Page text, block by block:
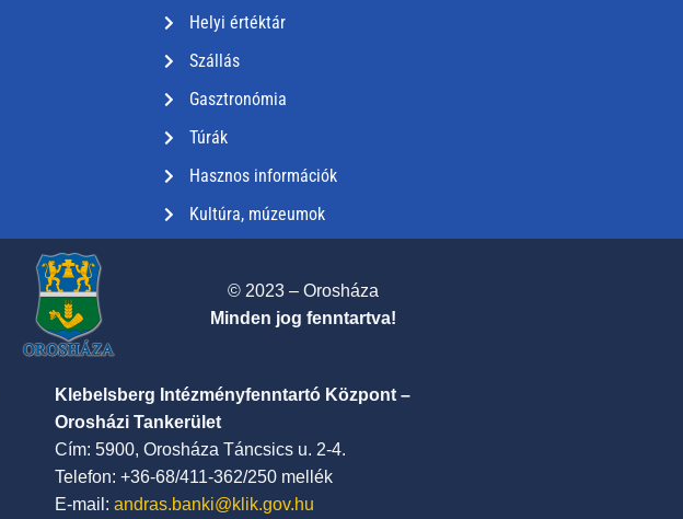
Helyi értéktár
Szállás
Gasztronómia
Túrák
Hasznos információk
Kultúra, múzeumok
© 2023 – Orosháza
Minden jog fenntartva!
Klebelsberg Intézményfenntartó Központ –
Orosházi Tankerület
Cím: 5900, Orosháza Táncsics u. 2-4.
Telefon: +36-68/411-362/250 mellék
E-mail: andras.banki@klik.gov.hu